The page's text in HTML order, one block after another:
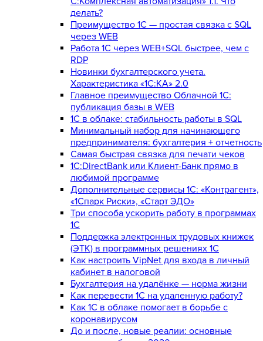
делать?
Преимущество 1С — простая связка с SQL
через WEB
Работа 1С через WEB+SQL быстрее, чем с
RDP
Новинки бухгалтерского учета.
Характеристика «1С:КА» 2.0
Главное преимущество Облачной 1С:
публикация базы в WEB
1С в облаке: стабильность работы в SQL
Минимальный набор для начинающего
предпринимателя: бухгалтерия + отчетность
Самая быстрая связка для печати чеков
1С:DirectBank или Клиент-Банк прямо в
любимой программе
Дополнительные сервисы 1С: «Контрагент»,
«1Спарк Риски», «Старт ЭДО»
Три способа ускорить работу в программах
1С
Поддержка электронных трудовых книжек
(ЭТК) в программных решениях 1С
Как настроить VipNet для входа в личный
кабинет в налоговой
Бухгалтерия на удалёнке — норма жизни
Как перевести 1С на удаленную работу?
Как 1С в облаке помогает в борьбе с
коронавирусом
До и после, новые реалии: основные